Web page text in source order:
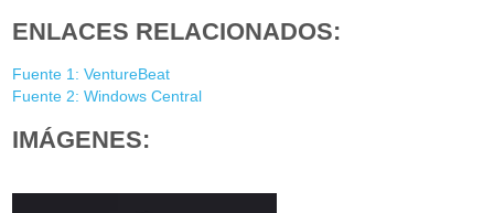
ENLACES RELACIONADOS:
Fuente 1: VentureBeat
Fuente 2: Windows Central
IMÁGENES: